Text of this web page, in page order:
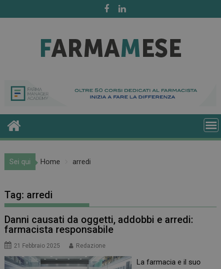
to
Sei qui Home arredi
Tag: arredi
Danni causati da oggetti, addobbi e arredi:
farmacista responsabile
21 Febbraio 2025 Redazione
La farmacia e il suo